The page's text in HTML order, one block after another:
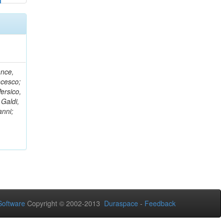
Copyright © 2002-2013 Duraspace - Feedback